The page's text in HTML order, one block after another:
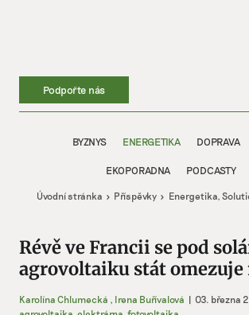
Podpořte nás
BYZNYS ENERGETIKA DOPRAVA
EKOPORADNA PODCASTY
Úvodní stránka Příspěvky Energetika
Révě ve Francii se pod
agrovoltaiku stát
Karolína Chlumecká , Irena Buřívalová | 03. března